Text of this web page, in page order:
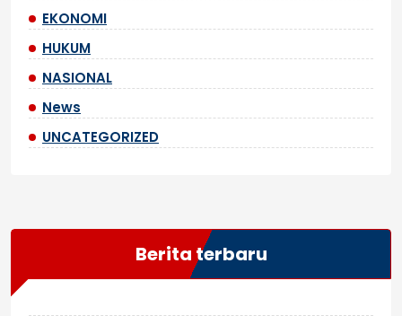
EKONOMI
HUKUM
NASIONAL
News
UNCATEGORIZED
Berita terbaru